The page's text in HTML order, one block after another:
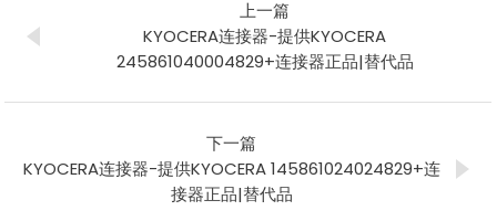
上一篇
KYOCERA连接器-提供KYOCERA
245861040004829+连接器正品|替代品
下一篇
KYOCERA连接器-提供KYOCERA 145861024024829+连
接器正品|替代品